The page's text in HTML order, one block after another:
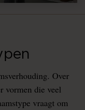
Over
vormen die veel
vraagt om